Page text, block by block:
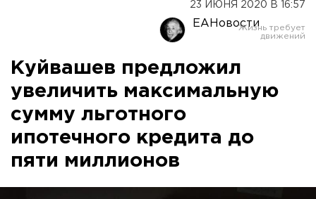
Оренбург
23 ИЮНЯ 2020 В 16:57
ЕАНовости
Куйвашев предложил
увеличить максимальную
сумму льготного
ипотечного кредита до
пяти миллионов